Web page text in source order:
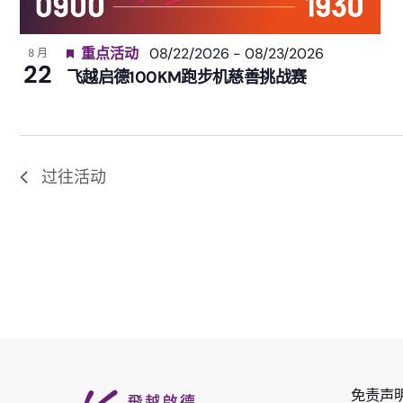
8 月
22
重点活动 08/22/2026 - 08/23/2026
飞越启德100KM跑步机慈善挑战赛
过往活动
免责声